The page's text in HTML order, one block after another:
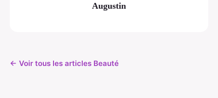
Augustin
← Voir tous les articles Beauté